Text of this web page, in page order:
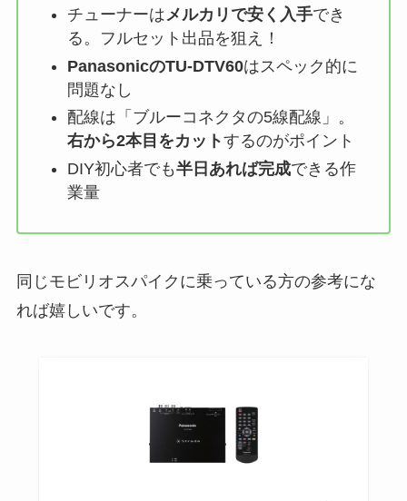
チューナーはメルカリで安く入手でき
る。フルセット出品を狙え！
PanasonicのTU-DTV60はスペック的に
問題なし
配線は「ブルーコネクタの5線配線」。
右から2本目をカットするのがポイント
DIY初心者でも半日あれば完成できる作
業量
同じモビリオスパイクに乗っている方の参考にな
れば嬉しいです。